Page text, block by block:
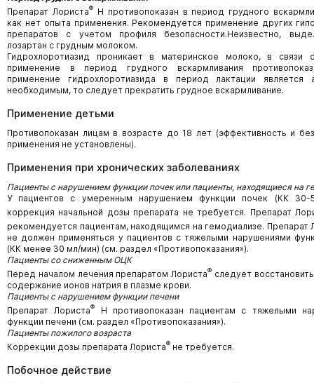
Препарат Лориста®Н противопоказан в период грудного
как нет опыта применения. Рекомендуется применение других
препаратов с учетом профиля безопасности.Неизвестно,
лозартан с грудным молоком.
Гидрохлоротиазид проникает в материнское молоко, в связи
применение в период грудного вскармливания
применение гидрохлоротиазида в период лактации является
необходимым, то следует прекратить грудное вскармливание.
Применение детьми
Противопоказан лицам в возрасте до 18 лет (эффективность и
применения не установлены).
Применения при хронических заболеваниях
Пациенты с нарушением функции почек или пациенты, находящиеся на
У пациентов с умеренным нарушением функции почек (КК 30-
коррекция начальной дозы препарата не требуется. Препарат
рекомендуется пациентам, находящимся на гемодиализе. Препарат
не должен применяться у пациентов с тяжелыми нарушениями
(КК менее 30 мл/мин) (см. раздел «Противопоказания»).
Пациенты со сниженным ОЦК
Перед началом лечения препаратом Лориста® следует
содержание ионов натрия в плазме крови.
Пациенты с нарушением функции печени
Препарат Лориста®
Н противопоказан пациентам с тяжелыми
функции печени (см. раздел «Противопоказания»).
Пациенты пожилого возраста
Коррекции дозы препарата Лориста® не требуется.
Побочное действие